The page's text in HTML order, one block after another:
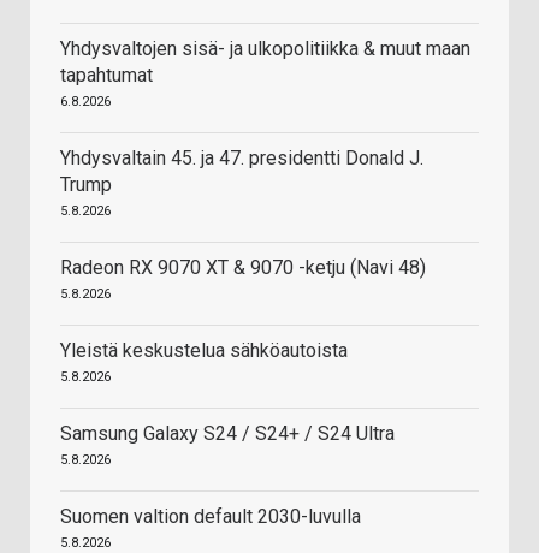
Yhdysvaltojen sisä- ja ulkopolitiikka & muut maan
tapahtumat
6.8.2026
Yhdysvaltain 45. ja 47. presidentti Donald J.
Trump
5.8.2026
Radeon RX 9070 XT & 9070 -ketju (Navi 48)
5.8.2026
Yleistä keskustelua sähköautoista
5.8.2026
Samsung Galaxy S24 / S24+ / S24 Ultra
5.8.2026
Suomen valtion default 2030-luvulla
5.8.2026